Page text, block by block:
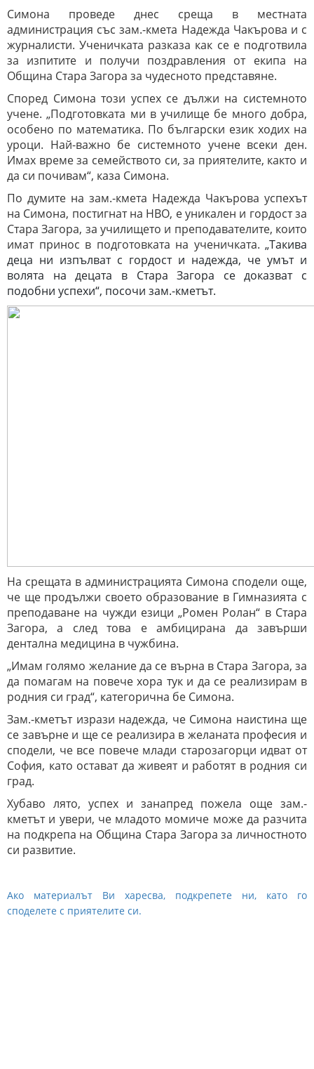
Симона проведе днес среща в местната
администрация със зам.-кмета Надежда Чакърова и с
журналисти. Ученичката разказа как се е подготвила
за изпитите и получи поздравления от екипа на
Община Стара Загора за чудесното представяне.
Според Симона този успех се дължи на системното
учене.„Подготовката ми в училище бе много добра,
особено по математика. По български език ходих на
уроци. Най-важно бе системното учене всеки ден.
Имах време за семейството си, за приятелите, както и
да си почивам“, каза Симона.
По думите на зам.-кмета Надежда Чакърова успехът
на Симона, постигнат на НВО, е уникален и гордост за
Стара Загора, за училището и преподавателите, които
имат принос в подготовката на ученичката. „Такива
деца ни изпълват с гордост и надежда, че умът и
волята на децата в Стара Загора се доказват с
подобни успехи“, посочи зам.-кметът.
На срещата в администрацията Симона сподели още,
че ще продължи своето образование в Гимназията с
преподаване на чужди езици „Ромен Ролан“ в Стара
Загора, а след това е амбицирана да завърши
дентална медицина в чужбина.
„Имам голямо желание да се върна в Стара Загора, за
да помагам на повече хора тук и да се реализирам в
родния си град“, категорична бе Симона.
Зам.-кметът изрази надежда, че Симона наистина ще
се завърне и ще се реализира в желаната професия и
сподели, че все повече млади старозагорци идват от
София, като остават да живеят и работят в родния си
град.
Хубаво лято, успех и занапред пожела още зам.-
кметът и увери, че младото момиче може да разчита
на подкрепа на Община Стара Загора за личностното
си развитие.
Ако материалът Ви харесва, подкрепете ни, като го
споделете с приятелите си.